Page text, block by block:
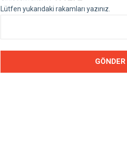
Lütfen yukarıdaki rakamları yazınız.